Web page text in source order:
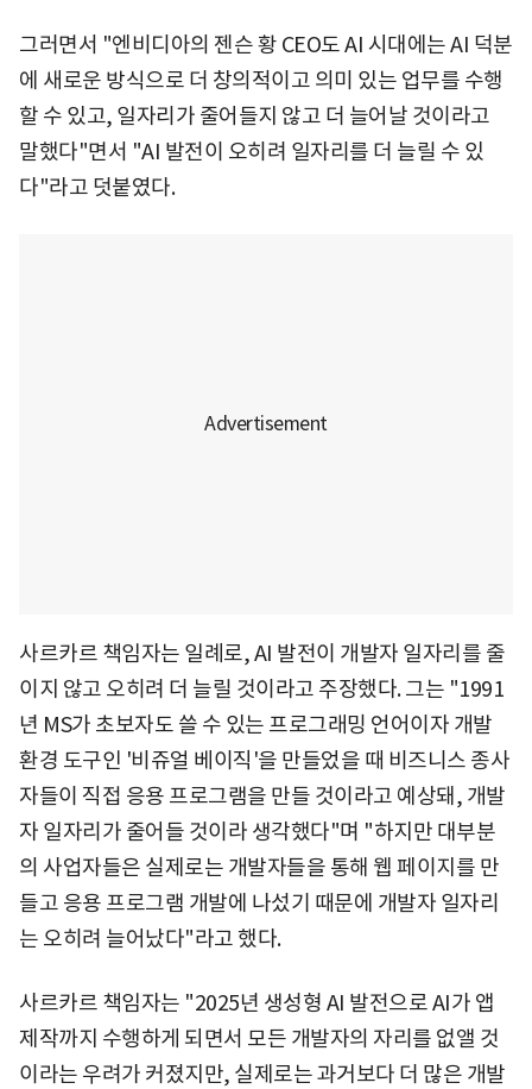
그러면서 "엔비디아의 젠슨 황 CEO도 AI 시대에는 AI 덕분
에 새로운 방식으로 더 창의적이고 의미 있는 업무를 수행
할 수 있고, 일자리가 줄어들지 않고 더 늘어날 것이라고
말했다"면서 "AI 발전이 오히려 일자리를 더 늘릴 수 있
다"라고 덧붙였다.
사르카르 책임자는 일례로, AI 발전이 개발자 일자리를 줄
이지 않고 오히려 더 늘릴 것이라고 주장했다. 그는 "1991
년 MS가 초보자도 쓸 수 있는 프로그래밍 언어이자 개발
환경 도구인 '비쥬얼 베이직'을 만들었을 때 비즈니스 종사
자들이 직접 응용 프로그램을 만들 것이라고 예상돼, 개발
자 일자리가 줄어들 것이라 생각했다"며 "하지만 대부분
의 사업자들은 실제로는 개발자들을 통해 웹 페이지를 만
들고 응용 프로그램 개발에 나섰기 때문에 개발자 일자리
는 오히려 늘어났다"라고 했다.
사르카르 책임자는 "2025년 생성형 AI 발전으로 AI가 앱
제작까지 수행하게 되면서 모든 개발자의 자리를 없앨 것
이라는 우려가 커졌지만, 실제로는 과거보다 더 많은 개발